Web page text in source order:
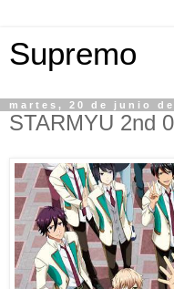
Supremo
martes, 20 de junio de
STARMYU 2nd